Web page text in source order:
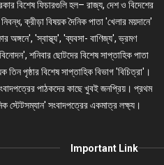
বিশেষ ফিচারগুলি হল– রাজ্য, দেশ ও বিদেশের
ক্রীড়া বিষয়ক দৈনিক পাতা 'খেলার ময়দানে'
অঙ্গনে', 'স্বাস্থ্য', 'ব্যবসা- বাণিজ্য', ভ্রমণ
শনিবার ছোটদের বিশেষ সাপ্তাহিক পাতা
তিন পৃষ্ঠার বিশেষ সাপ্তাহিক বিভাগ 'বিচিত্রা'।
পাঠকদের কাছে খুবই জনপ্রিয়। প্রথম
স্টেটসম্যান' সংবাদপত্রের একমাত্র লক্ষ্য।
Important Link